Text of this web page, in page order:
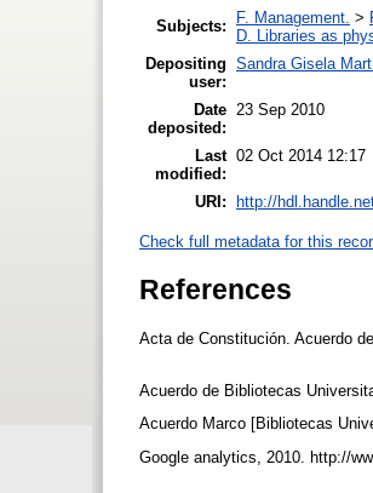
Subjects:
F. Management. >
D. Libraries as
Depositing
user:
Sandra Gisela
Date
deposited:
23 Sep 2010
Last
modified:
02 Oct 2014 12:17
URI: http://
Check full metadata for this
References
Acta de Constitución. Acuerdo
Acuerdo de Bibliotecas
Acuerdo Marco [Bibliotecas
Google analytics, 2010. http://